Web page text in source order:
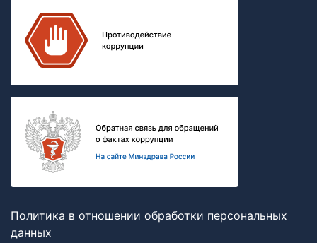
Политика в отношении обработки персональных
данных